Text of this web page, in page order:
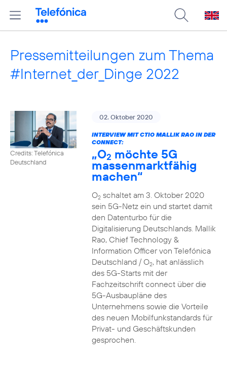
Pressemitteilungen zum Thema
#Internet_der_Dinge 2022
Credits: Telefónica
Deutschland
02. Oktober 2020
INTERVIEW MIT CTIO MALLIK RAO IN DER
CONNECT:
„O2 möchte 5G
massenmarktfähig
machen“
O2schaltet am 3. Oktober 2020
sein 5G-Netz ein und startet damit
den Datenturbo für die
Digitalisierung Deutschlands. Mallik
Rao, Chief Technology &
Information Officer von Telefónica
Deutschland / O2, hat anlässlich
des 5G-Starts mit der
Fachzeitschrift connect über die
5G-Ausbaupläne des
Unternehmens sowie die Vorteile
des neuen Mobilfunkstandards für
Privat- und Geschäftskunden
gesprochen.